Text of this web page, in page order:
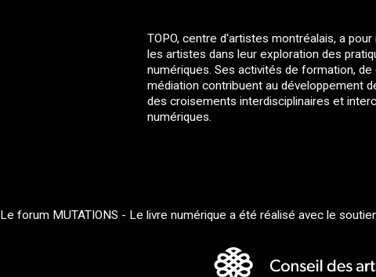
TOPO, centre d'artistes montréalais, a
les artistes dans leur exploration des
numériques. Ses activités de formation,
médiation contribuent au développement
des croisements interdisciplinaires et
numériques.
Le forum MUTATIONS - Le livre numérique a été réalisé avec le